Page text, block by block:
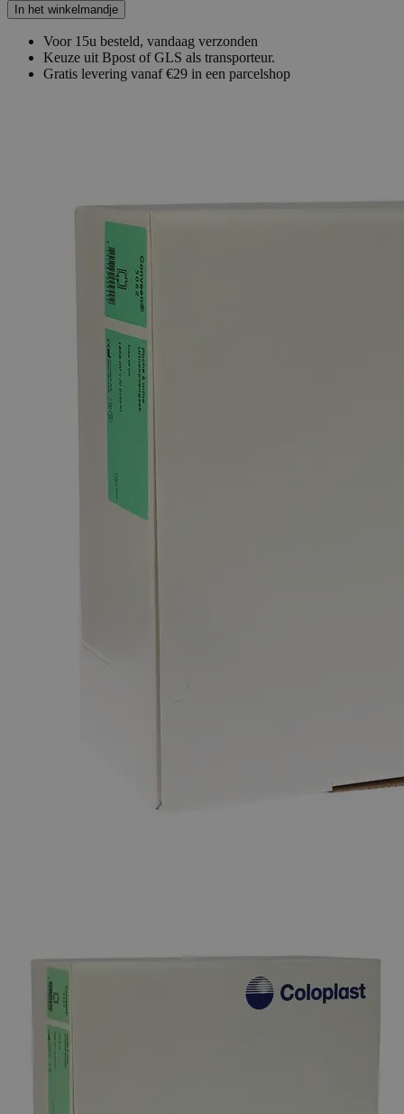
In het winkelmandje
Voor 15u besteld, vandaag verzonden
Keuze uit Bpost of GLS als transporteur.
Gratis levering vanaf €29 in een parcelshop